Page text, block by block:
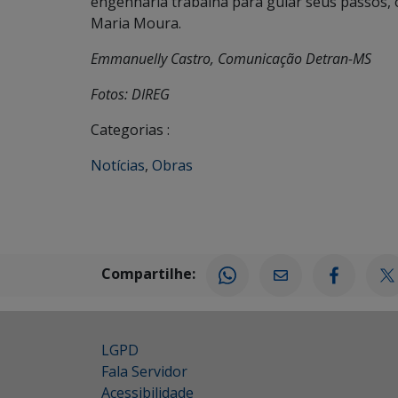
Maria Moura.
Emmanuelly Castro, Comunicação Detran-MS
Fotos: DIREG
Categorias :
Notícias, Obras
Compartilhe:
LGPD
Fala Servidor
Acessibilidade